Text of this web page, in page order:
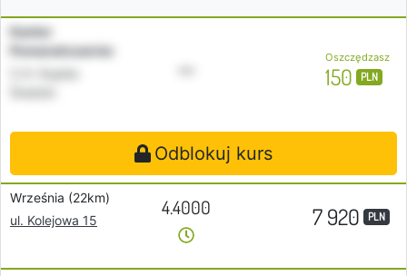
Kantor
Pomarańczarnia
C.H. Kupiec
•••
Oszczędzasz
150 PLN
Odblokuj kurs
Września (22km)
ul. Kolejowa 15
4.4000 7 920 PLN